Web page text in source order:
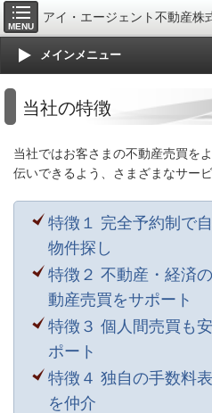
MENU
アイ・エージェント不動産株
メインメニュー
当社の特徴
当社ではお客さまの不動産売買を
伝いできるよう、さまざまなサー
特徴１ 完全予約制で
物件探し
特徴２ 不動産・経済
動産売買をサポート
特徴３ 個人間売買も
ポート
特徴４ 独自の手数料
を仲介